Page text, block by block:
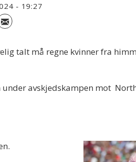
- 19:27
talt må regne kvinner fra
avskjedskampen mot